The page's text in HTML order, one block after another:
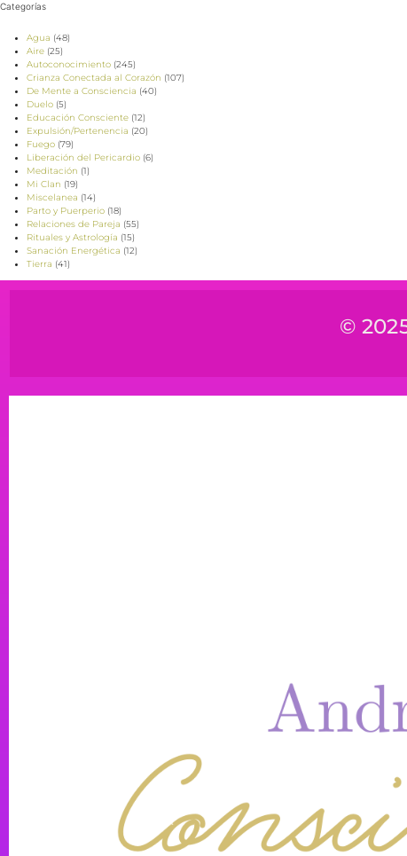
Categorías
Agua (48)
Aire (25)
Autoconocimiento (245)
Crianza Conectada al Corazón (107)
De Mente a Consciencia (40)
Duelo (5)
Educación Consciente (12)
Expulsión/Pertenencia (20)
Fuego (79)
Liberación del Pericardio (6)
Meditación (1)
Mi Clan (19)
Miscelanea (14)
Parto y Puerperio (18)
Relaciones de Pareja (55)
Rituales y Astrología (15)
Sanación Energética (12)
Tierra (41)
©